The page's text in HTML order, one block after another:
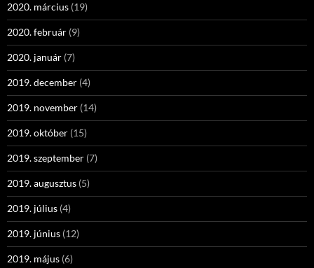
2020. március (19)
2020. február (9)
2020. január (7)
2019. december (4)
2019. november (14)
2019. október (15)
2019. szeptember (7)
2019. augusztus (5)
2019. július (4)
2019. június (12)
2019. május (6)